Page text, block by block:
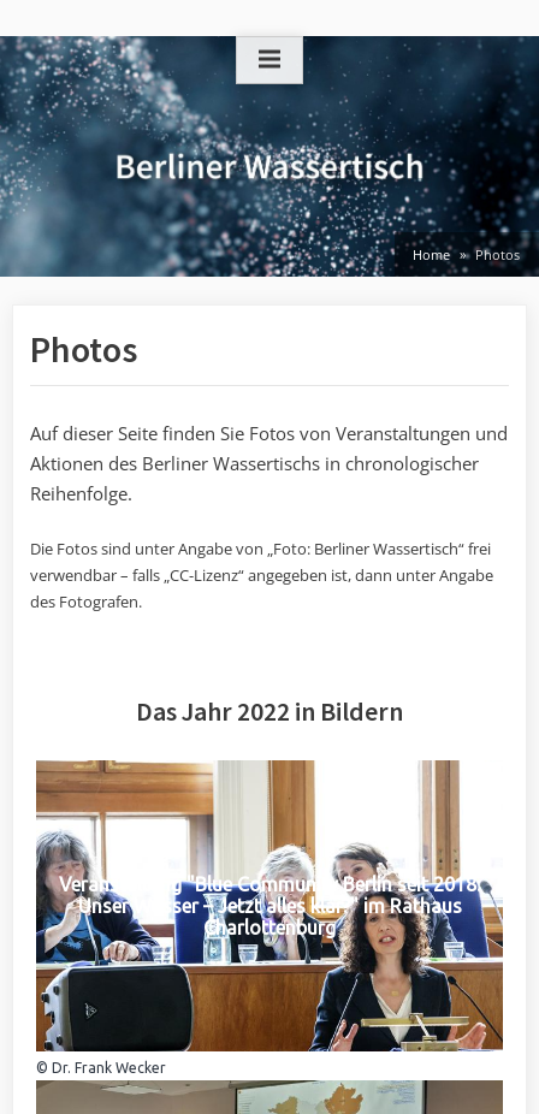
to
content
Home Photos
Photos
Auf dieser Seite finden Sie Fotos von Veranstaltungen und
Aktionen des Berliner Wassertischs in chronologischer
Reihenfolge.
Die Fotos sind unter Angabe von „Foto: Berliner Wassertisch“ frei
verwendbar – falls „CC-Lizenz“ angegeben ist, dann unter Angabe
des Fotografen.
Das Jahr 2022 in Bildern
Veranstaltung "Blue Community Berlin seit 2018:
Unser Wasser – Jetzt alles klar?" im Rathaus
Charlottenburg
© Dr. Frank Wecker